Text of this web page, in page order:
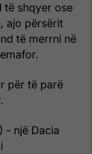
të shqyer ose
ajo përsërit
të merrni në
për të parë
- një Dacia